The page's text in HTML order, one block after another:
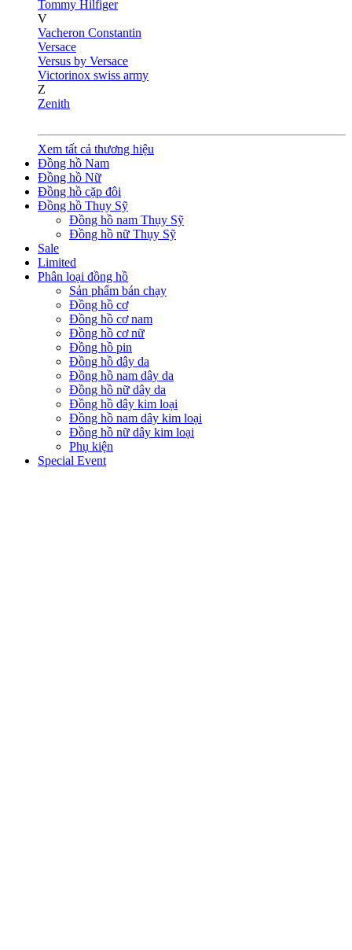
Tommy Hilfiger
V
Vacheron Constantin
Versace
Versus by Versace
Victorinox swiss army
Z
Zenith
Xem tất cả thương hiệu
Đồng hồ Nam
Đồng hồ Nữ
Đồng hồ cặp đôi
Đồng hồ Thụy Sỹ
Đồng hồ nam Thụy Sỹ
Đồng hồ nữ Thụy Sỹ
Sale
Limited
Phân loại đồng hồ
Sản phẩm bán chạy
Đồng hồ cơ
Đồng hồ cơ nam
Đồng hồ cơ nữ
Đồng hồ pin
Đồng hồ dây da
Đồng hồ nam dây da
Đồng hồ nữ dây da
Đồng hồ dây kim loại
Đồng hồ nam dây kim loại
Đồng hồ nữ dây kim loại
Phụ kiện
Special Event